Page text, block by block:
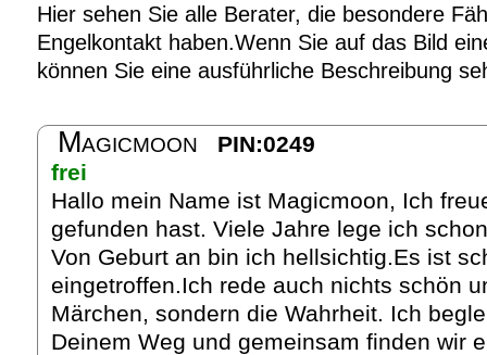
Hier sehen Sie alle Berater, die besondere
Engelkontakt haben.Wenn Sie auf das Bild
können Sie eine ausführliche Beschreibung
Magicmoon
PIN:0249
frei
Hallo mein Name ist Magicmoon, Ich
gefunden hast. Viele Jahre lege ich
Von Geburt an bin ich hellsichtig.Es ist
eingetroffen.Ich rede auch nichts schön
Märchen, sondern die Wahrheit. Ich
Deinem Weg und gemeinsam finden wir